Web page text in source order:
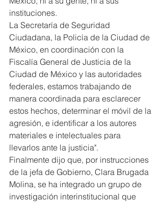
instituciones.
La Secretaría de Seguridad
Ciudadana, la Policía de la Ciudad de
México, en coordinación con la
Fiscalía General de Justicia de la
Ciudad de México y las autoridades
federales, estamos trabajando de
manera coordinada para esclarecer
estos hechos, determinar el móvil de la
agresión, e identificar a los autores
materiales e intelectuales para
llevarlos ante la justicia".
Finalmente dijo que, por instrucciones
de la jefa de Gobierno, Clara Brugada
Molina, se ha integrado un grupo de
investigación interinstitucional que